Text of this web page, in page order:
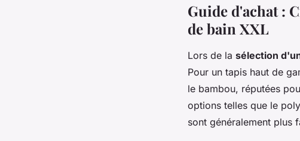
Guide d'achat :
de bain XXL
Lors de la sélection
Pour un tapis haut de
le bambou, réputées
options telles que le
sont généralement plus